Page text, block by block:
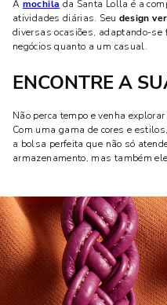
A mochila da Santa Lolla é a
atividades diárias. Seu design
diversas ocasiões, adaptando-
negócios quanto a um casual.
ENCONTRE A
Não perca tempo e venha
Com uma gama de cores e
a bolsa perfeita que não só
armazenamento, mas também